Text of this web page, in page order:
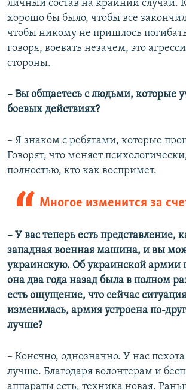
личный состав на крайний случай.
хорошо бы было, чтобы все
чтобы никому не пришлось
говоря, воевать незачем, это
стороны.
– Вы общаетесь с людьми, которые
боевых действиях?
– Я знаком с ребятами, которые
Говорят, что меняет
полностью, кто как воспримет.
Многое изменится за
– У вас теперь есть представление,
западная военная машина, и вы
украинскую. Об украинской армии
она два года назад была в полном
есть ощущение, что сейчас
изменилась, армия устроена по-
лучше?
– Конечно, однозначно. У нас
лучше. Благодаря волонтерам и
аппараты есть, техника новая.